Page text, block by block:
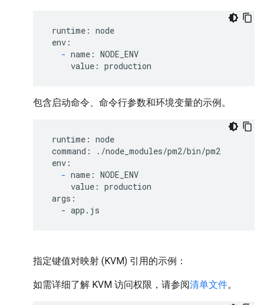
runtime: node
env:
- name: NODE_ENV
     value: production
包含启动命令、命令行参数和环境变量的示例。
runtime: node
command: ./node_modules/pm2/bin/pm2
env:
- name: NODE_ENV
     value: production
args:
   - app.js
指定键值对映射 (KVM) 引用的示例：
如需详细了解 KVM 访问权限，请参阅清单文件。